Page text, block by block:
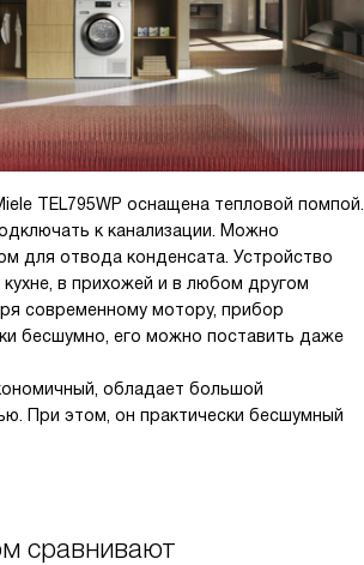
TEL795WP оснащена тепловой помпой.
к канализации. Можно
для отвода конденсата. Устройство
кухне, в прихожей и в любом другом
современному мотору, прибор
бесшумно, его можно поставить даже
обладает большой
При этом, он практически бесшумный
сравнивают